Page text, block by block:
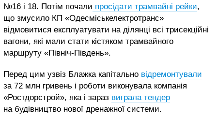
№16 і 18. Потім почали просідати трамвайні рейки,
що змусило КП «Одесміськелектротранс»
відмовитися експлуатувати на ділянці всі трисекційні
вагони, які мали стати кістяком трамвайного
маршруту «Північ-Південь».
Перед цим узвіз Блажка капітально відремонтували
за 72 млн гривень і роботи виконувала компанія
«Ростдорстрой», яка і зараз виграла тендер
на будівництво нової дренажної системи.